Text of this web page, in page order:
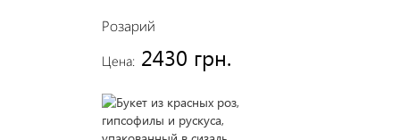
Розарий
Цена: 2430 грн.